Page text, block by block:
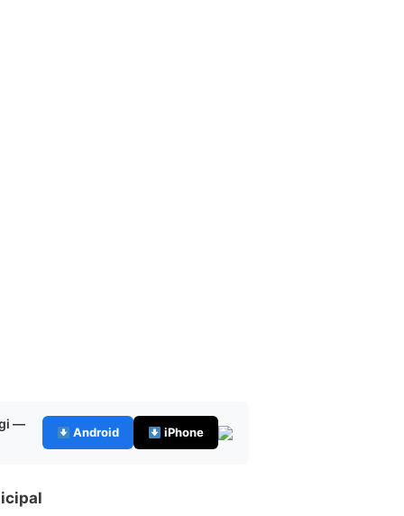
—
Android iPhone